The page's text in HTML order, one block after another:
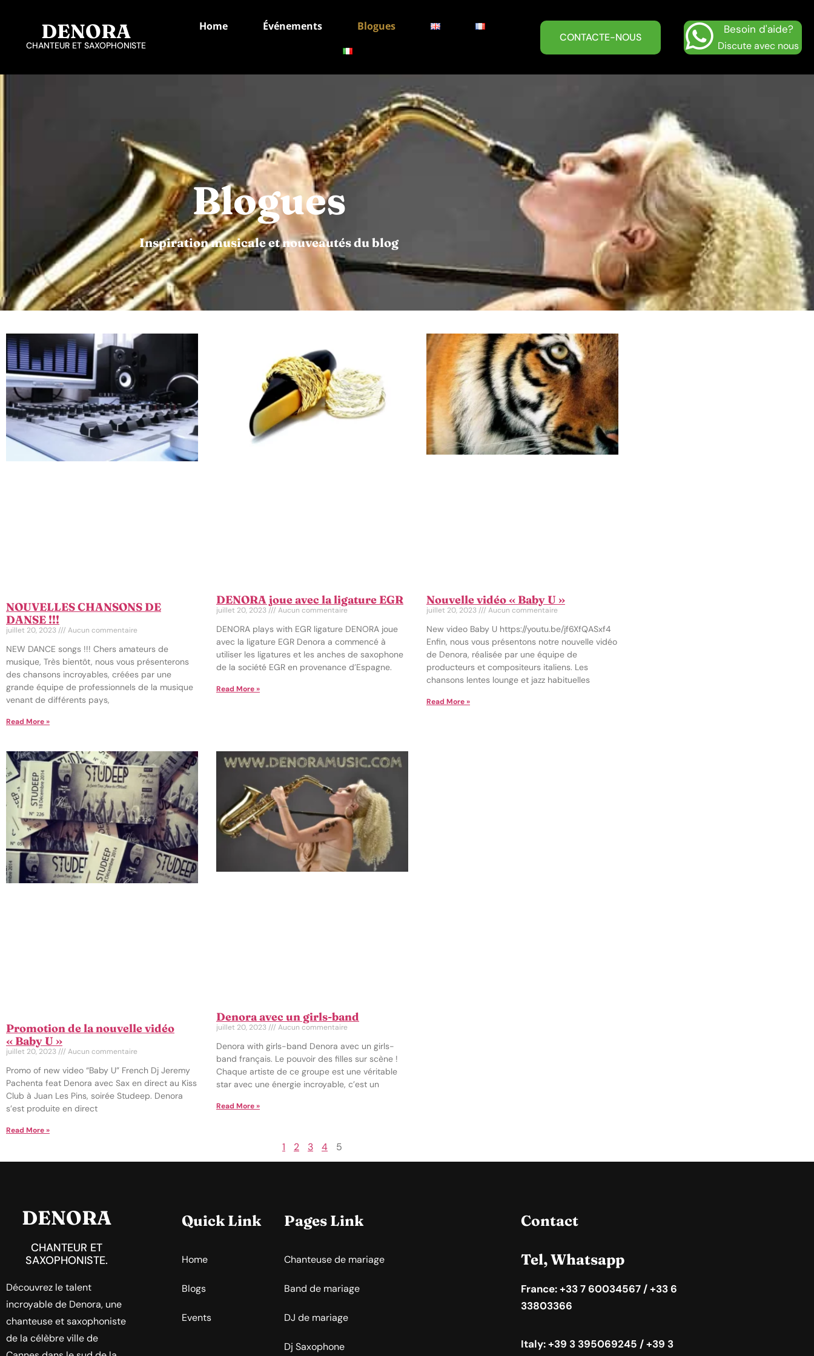
DENORA
CHANTEUR ET SAXOPHONISTE
Home Événements Blogues
CONTACTE-NOUS
Besoin d'aide?
Discute avec nous
Blogues
Inspiration musicale et nouveautés du blog
NOUVELLES CHANSONS DE
DANSE !!!
juillet 20, 2023 Aucun commentaire
NEW DANCE songs !!! Chers amateurs de
musique, Très bientôt, nous vous présenterons
des chansons incroyables, créées par une
grande équipe de professionnels de la musique
venant de différents pays,
Read More »
DENORA joue avec la ligature EGR
juillet 20, 2023 Aucun commentaire
DENORA plays with EGR ligature DENORA joue
avec la ligature EGR Denora a commencé à
utiliser les ligatures et les anches de saxophone
de la société EGR en provenance d’Espagne.
Read More »
Nouvelle vidéo « Baby U »
juillet 20, 2023 Aucun commentaire
New video Baby U https://youtu.be/jf6XfQASxf4
Enfin, nous vous présentons notre nouvelle vidéo
de Denora, réalisée par une équipe de
producteurs et compositeurs italiens. Les
chansons lentes lounge et jazz habituelles
Read More »
Promotion de la nouvelle vidéo
« Baby U »
juillet 20, 2023 Aucun commentaire
Promo of new video “Baby U” French Dj Jeremy
Pachenta feat Denora avec Sax en direct au Kiss
Club à Juan Les Pins, soirée Studeep. Denora
s’est produite en direct
Read More »
Denora avec un girls-band
juillet 20, 2023 Aucun commentaire
Denora with girls-band Denora avec un girls-
band français. Le pouvoir des filles sur scène !
Chaque artiste de ce groupe est une véritable
star avec une énergie incroyable, c’est un
Read More »
1 2 3 4 5
DENORA
CHANTEUR ET
SAXOPHONISTE.
Découvrez le talent
incroyable de Denora, une
chanteuse et saxophoniste
de la célèbre ville de
Quick Link
Home
Blogs
Events
Pages Link
Chanteuse de mariage
Band de mariage
DJ de mariage
Dj Saxophone
Contact
Tel, Whatsapp
France: +33 7 60034567 / +33 6
33803366
Italy: +39 3 395069245 / +39 3